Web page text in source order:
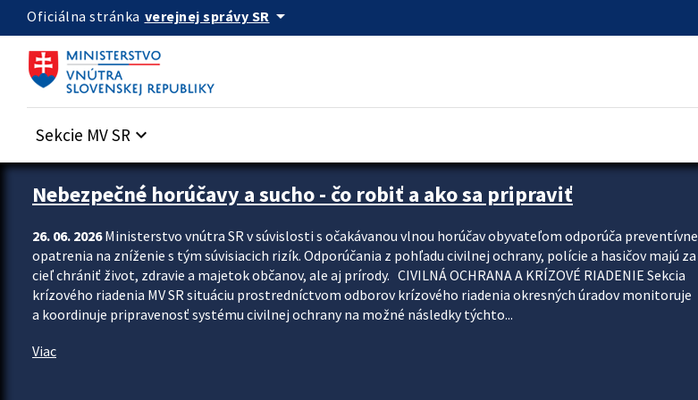
Preskocit na hlavný obsah
Oficiálna stránka verejnej správy SR arrow_drop_down
Sekcie MV SR keyboard_arrow_down
Zastavit automatický posun upútavok
Nebezpečné horúčavy a sucho - čo robiť a ako sa pripraviť
26. 06. 2026Ministerstvo vnútra SR v súvislosti s očakávanou vlnou horúčav obyvateľom odporúča preventívne
opatrenia na zníženie s tým súvisiacich rizík. Odporúčania z pohľadu civilnej ochrany, polície a hasičov majú za
cieľ chrániť život, zdravie a majetok občanov, ale aj prírody. CIVILNÁ OCHRANA A KRÍZOVÉ RIADENIE Sekcia
krízového riadenia MV SR situáciu prostredníctvom odborov krízového riadenia okresných úradov monitoruje
a koordinuje pripravenosť systému civilnej ochrany na možné následky týchto...
Viac